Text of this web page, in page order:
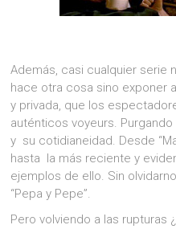
Además, casi cualquier serie
hace otra cosa sino exponer
y privada, que los
auténticos voyeurs.
y su cotidianeidad. Desde
hasta la más reciente y
ejemplos de ello. Sin
“Pepa y Pepe”.
Pero volviendo a las rupturas